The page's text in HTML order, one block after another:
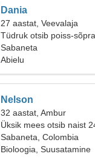
Dania
27 aastat, Veevalaja
Tüdruk otsib poiss-sõpra
Sabaneta
Abielu
Nelson
32 aastat, Ambur
Üksik mees otsib naist
Sabaneta, Colombia
Bioloogia, Suusatamine